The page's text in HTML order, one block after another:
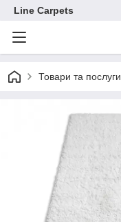
Line Carpets
Товари та послуги